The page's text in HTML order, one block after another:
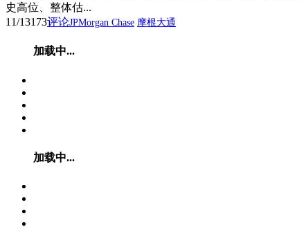
史高位、整体估...
11/13173评论JPMorgan Chase 摩根大通
加载中...
加载中...